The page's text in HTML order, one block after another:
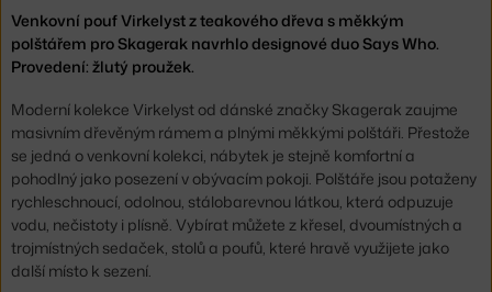
Venkovní pouf Virkelyst z teakového dřeva s měkkým
polštářem pro Skagerak navrhlo designové duo Says Who.
Provedení: žlutý proužek.
Moderní kolekce Virkelyst od dánské značky Skagerak zaujme
masivním dřevěným rámem a plnými měkkými polštáři. Přestože
se jedná o venkovní kolekci, nábytek je stejně komfortní a
pohodlný jako posezení v obývacím pokoji. Polštáře jsou potaženy
rychleschnoucí, odolnou, stálobarevnou látkou, která odpuzuje
vodu, nečistoty i plísně. Vybírat můžete z křesel, dvoumístných a
trojmístných sedaček, stolů a poufů, které hravě využijete jako
další místo k sezení.